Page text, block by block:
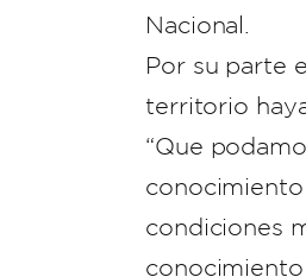
Nacional.
Por su parte
territorio
“Que
condiciones